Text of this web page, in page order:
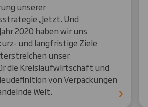
unserer
„Jetzt. Und
2020 haben wir uns
und langfristige Ziele
unser
die Kreislaufwirtschaft und
von Verpackungen
Welt.